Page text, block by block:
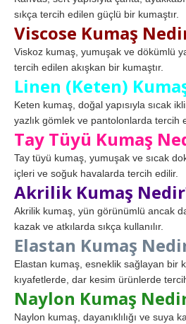
sıkça tercih edilen güçlü bir kumaştır.
Viscose Kumaş
Viskoz kumaş, yumuşak ve dökümlü
tercih edilen akışkan bir kumaştır.
Linen (Keten)
Keten kumaş, doğal yapısıyla sıcak
yazlık gömlek ve pantolonlarda tercih
Tay Tüyü Kumaş
Tay tüyü kumaş, yumuşak ve sıcak
içleri ve soğuk havalarda tercih edilir.
Akrilik Kumaş
Akrilik kumaş, yün görünümlü ancak
kazak ve atkılarda sıkça kullanılır.
Elastan Kumaş
Elastan kumaş, esneklik sağlayan bir
kıyafetlerde, dar kesim ürünlerde
Naylon Kumaş
Naylon kumaş, dayanıklılığı ve suya